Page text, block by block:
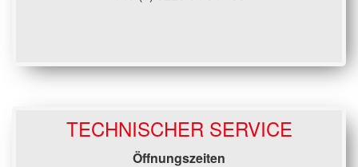
TECHNISCHER SERVICE
Öffnungszeiten